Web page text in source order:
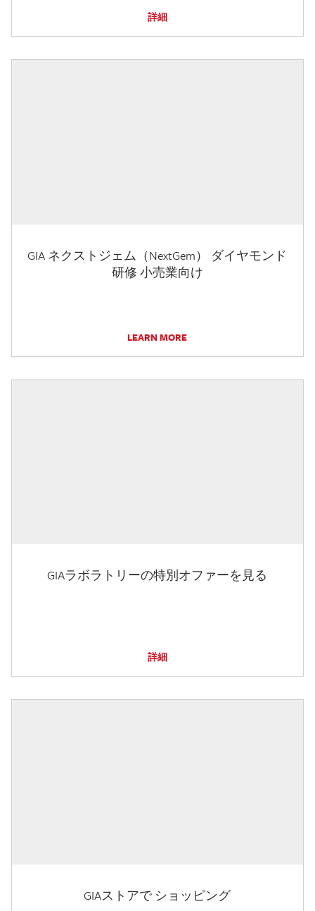
詳細
GIA ネクストジェム（NextGem） ダイヤモンド
研修 小売業向け
LEARN MORE
GIAラボラトリーの特別オファーを見る
詳細
GIAストアで ショッピング